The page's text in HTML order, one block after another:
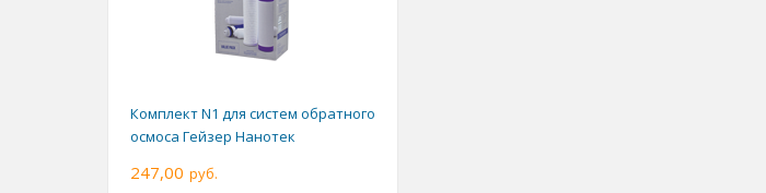
Комплект N1 для систем обратного
осмоса Гейзер Нанотек
247,00 руб.